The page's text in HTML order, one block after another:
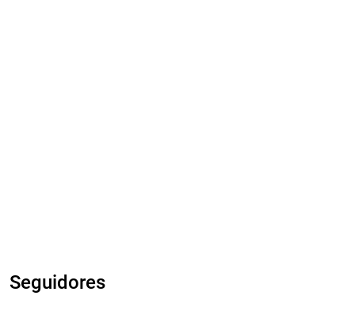
Seguidores